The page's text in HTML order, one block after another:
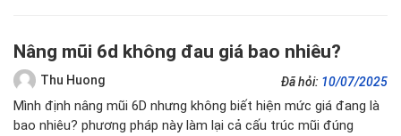
Nâng mũi 6d không đau giá bao nhiêu?
Thu Huong Đã hỏi: 10/07/2025
Mình định nâng mũi 6D nhưng không biết hiện mức giá đang là
bao nhiêu? phương pháp này làm lại cả cấu trúc mũi đúng